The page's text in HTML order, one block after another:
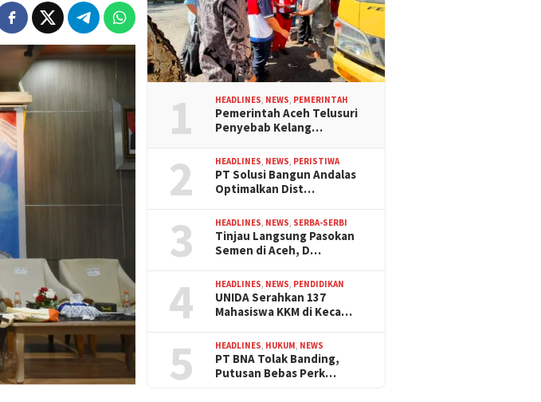
1 HEADLINES NEWS PEMERINTAH
Pemerintah Aceh Telusuri
Penyebab Kelang…
2 HEADLINES NEWS PERISTIWA
PT Solusi Bangun Andalas
Optimalkan Dist…
3 HEADLINES NEWS SERBA-SERBI
Tinjau Langsung Pasokan
Semen di Aceh, D…
4 HEADLINES NEWS PENDIDIKAN
UNIDA Serahkan 137
Mahasiswa KKM di Keca…
5 HEADLINES HUKUM NEWS
PT BNA Tolak Banding,
Putusan Bebas Perk…